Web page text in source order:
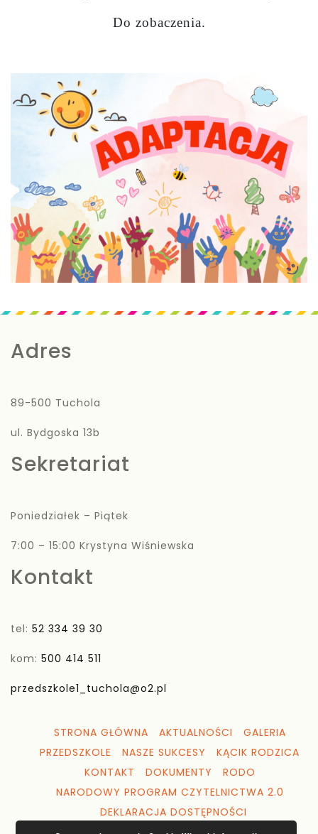
Do zobaczenia.
Adres
89-500 Tuchola
ul. Bydgoska 13b
Sekretariat
Poniedziałek – Piątek
7:00 – 15:00 Krystyna Wiśniewska
Kontakt
tel: 52 334 39 30
kom: 500 414 511
przedszkole1_tuchola@o2.pl
STRONA GŁÓWNA AKTUALNOŚCI
GALERIA
PRZEDSZKOLE
NASZE SUKCESY
KĄCIK RODZICA
KONTAKT
DOKUMENTY
RODO
NARODOWY PROGRAM CZYTELNICTWA 2.0
DEKLARACJA DOSTĘPNOŚCI